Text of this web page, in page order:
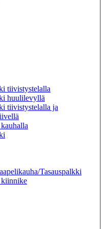
tiivistystelalla
huulilevyllä
tiivistystelalla ja
Tasauspalkki
kiinnike